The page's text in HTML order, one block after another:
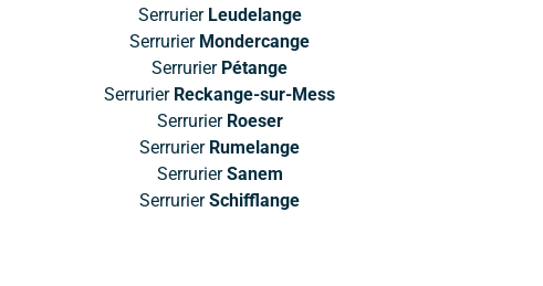
Serrurier Leudelange
Serrurier Mondercange
Serrurier Pétange
Serrurier Reckange-sur-Mess
Serrurier Roeser
Serrurier Rumelange
SerrurierSanem
SerrurierSchifflange